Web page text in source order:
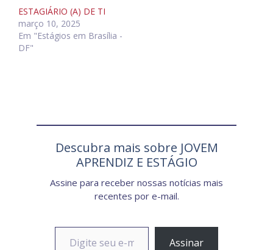
ESTAGIÁRIO (A) DE TI
março 10, 2025
Em "Estágios em Brasília -
DF"
Descubra mais sobre JOVEM
APRENDIZ E ESTÁGIO
Assine para receber nossas notícias mais
recentes por e-mail.
Digite seu e-mail…
Assinar